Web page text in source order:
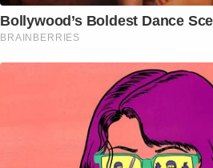
Bollywood’s Boldest Dance
BRAINBERRIES